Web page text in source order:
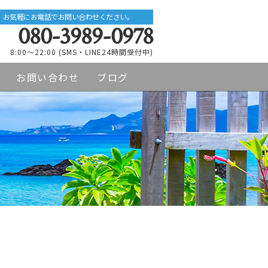
お気軽にお電話でお問い合わせください。
080-3989-0978
8:00～22:00 (SMS・LINE24時間受付中)
お問い合わせ ブログ